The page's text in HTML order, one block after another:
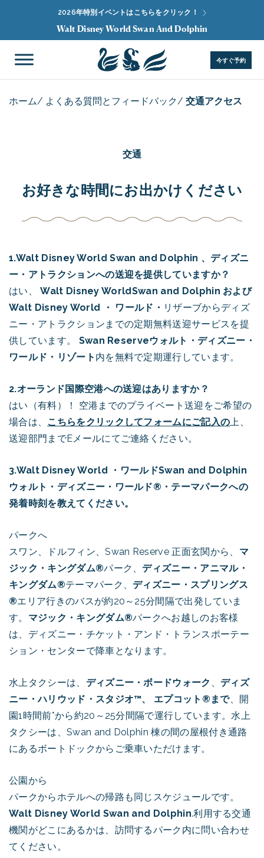
2026年特別イベントはこちらをクリック！
Walt Disney World Swan And Dolphin
今すぐ予約
ホーム/ よくある質問とフィードバック/ 交通アクセス
交通
お好きな時間にお出かけください
1.Walt Disney World Swan and Dolphin 、ディズニ
ー・アトラクションへの送迎を提供していますか？
はい、Walt Disney WorldSwan and Dolphin および
Walt Disney World ・ ワールド・ リザーブからディズ
ニー・アトラクションまでの定期無料送迎サービスを提
供しています。
Swan Reserveウォルト・ディズニー・
ワールド・リゾート 内を無料で定期運行しています。
2.オーランド国際空港への送迎はありますか？
はい（有料）！ 空港までのプライベート送迎をご希望の
場合は、 こちらをクリックしてフォームにご記入の上、
送迎部門までEメールにてご連絡ください。
3.Walt Disney World ・ワールドSwan and Dolphin
ウォルト・ディズニー・ワールド®・テーマパークへの
発着時刻を教えてください。
パークへ
スワン、ドルフィン、Swan Reserve 正面玄関から、 マ
ジック・キングダム®パーク、 ディズニー・アニマル・
キングダム®テーマパーク、 ディズニー・スプリングス
®エリア行きのバスが約20～25分間隔で出発していま
す。 マジック・キングダム®パークへお越しのお客様
は、ディズニー・チケット・アンド・トランスポーテー
ション・センターで降車となります。
水上タクシーは、 ディズニー・ボードウォーク 、 ディズ
ニー・ハリウッド・スタジオ™、
エプコット®まで、開
園1時間前*から約20～25分間隔で運行しています。水上
タクシーは、Swan and Dolphin 棟の間の屋根付き通路
にあるボートドックからご乗車いただけます。
公園から
パークからホテルへの帰路も同じスケジュールです。
Walt Disney World Swan and Dolphin.利用する交通
機関がどこにあるかは、訪問するパーク内に問い合わせ
てください。